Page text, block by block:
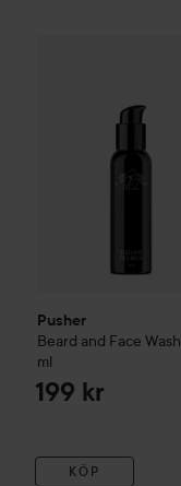
Pusher
Beard and Face Wash
ml
199 kr
KÖP